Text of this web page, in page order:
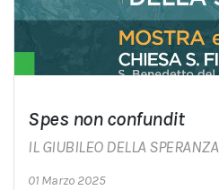
Spes non confundit
IL GIUBILEO DELLA SPERANZA
01 Marzo 2025